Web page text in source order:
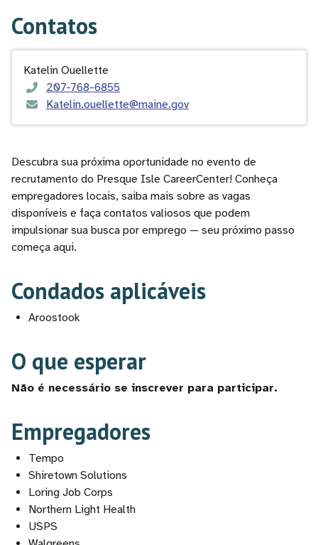
Descubra sua próxima oportunidade no evento de
recrutamento do Presque Isle CareerCenter! Conheça
empregadores locais, saiba mais sobre as vagas
disponíveis e faça contatos valiosos que podem
impulsionar sua busca por emprego — seu próximo passo
começa aqui.
Condados aplicáveis
Aroostook
O que esperar
Não é necessário se inscrever para participar.
Empregadores
Tempo
Shiretown Solutions
Loring Job Corps
Northern Light Health
USPS
Contatos
Katelin Ouellette
207-768-6855
Katelin.ouellette@maine.gov